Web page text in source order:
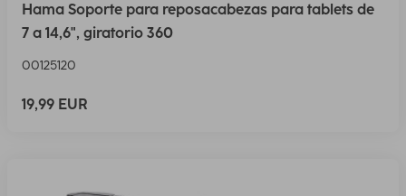
Hama Soporte para reposacabezas para tablets de
7 a 14,6", giratorio 360
00125120
19,99 EUR